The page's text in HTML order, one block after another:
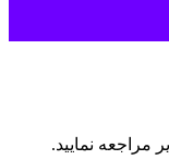
نمایید.